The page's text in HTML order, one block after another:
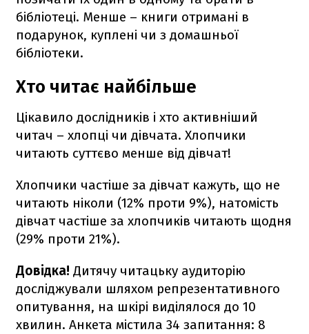
бібліотеці. Менше – книги отримані в
подарунок, куплені чи з домашньої
бібліотеки.
Хто читає найбільше
Цікавило дослідників і хто активніший
читач – хлопці чи дівчата. Хлопчики
читають суттєво менше від дівчат!
Хлопчики частіше за дівчат кажуть, що не
читають ніколи (12% проти 9%), натомість
дівчат частіше за хлопчиків читають щодня
(29% проти 21%).
Довідка! Дитячу читацьку аудиторію
досліджували шляхом репрезентативного
опитування, на шкірі виділялося до 10
хвилин. Анкета містила 34 запитання: 8